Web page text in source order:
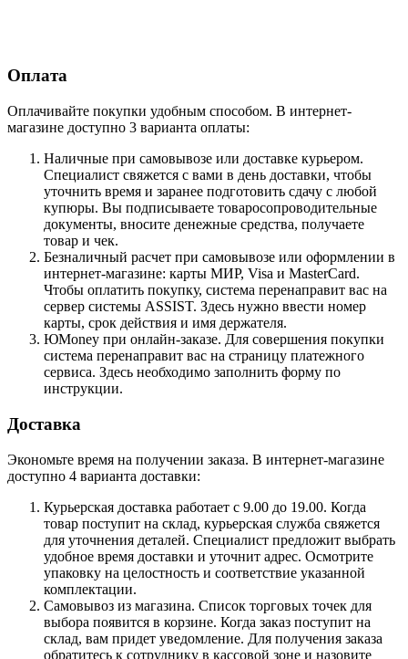
Оплата
Оплачивайте покупки удобным способом. В интернет-
магазине доступно 3 варианта оплаты:
Наличные при самовывозе или доставке курьером.
Специалист свяжется с вами в день доставки, чтобы
уточнить время и заранее подготовить сдачу с любой
купюры. Вы подписываете товаросопроводительные
документы, вносите денежные средства, получаете
товар и чек.
Безналичный расчет при самовывозе или оформлении в
интернет-магазине: карты МИР, Visa и MasterCard.
Чтобы оплатить покупку, система перенаправит вас на
сервер системы ASSIST. Здесь нужно ввести номер
карты, срок действия и имя держателя.
ЮMoney при онлайн-заказе. Для совершения покупки
система перенаправит вас на страницу платежного
сервиса. Здесь необходимо заполнить форму по
инструкции.
Доставка
Экономьте время на получении заказа. В интернет-магазине
доступно 4 варианта доставки:
Курьерская доставка работает с 9.00 до 19.00. Когда
товар поступит на склад, курьерская служба свяжется
для уточнения деталей. Специалист предложит выбрать
удобное время доставки и уточнит адрес. Осмотрите
упаковку на целостность и соответствие указанной
комплектации.
Самовывоз из магазина. Список торговых точек для
выбора появится в корзине. Когда заказ поступит на
склад, вам придет уведомление. Для получения заказа
обратитесь к сотруднику в кассовой зоне и назовите